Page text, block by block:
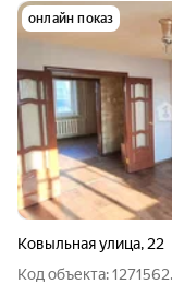
онлайн показ
Ковыльная улица, 22
Код объекта: